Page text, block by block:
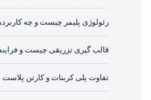
رئولوژی پلیمر چیست و چه
قالب گیری تزریقی چیست و
تفاوت پلی کربنات و کارتن